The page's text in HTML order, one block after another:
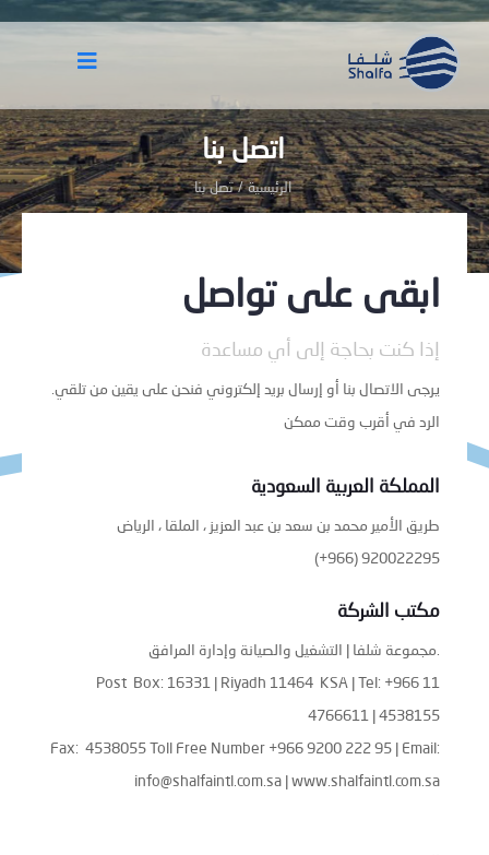
اتصل بنا
تصل بنا / الرئيسية
ابقى على تواصل
إذا كنت بحاجة إلى أي مساعدة
الرد في أقرب وقت ممكن
المملكة العربية السعودية
طريق الأمير محمد بن سعد بن عبد العزيز ، الملقا ، الرياض
(+966) 920022295
مكتب الشركة
Post Box: 16331 | Riyadh 11464 KSA | Tel: +966 11
4766611 | 4538155
Fax: 4538055 Toll Free Number +966 9200 222 95 | Email:
info@shalfaintl.com.sa | www.shalfaintl.com.sa